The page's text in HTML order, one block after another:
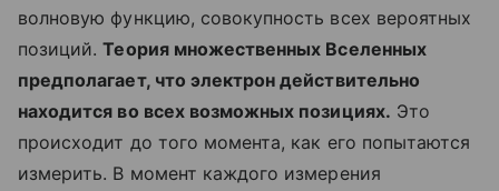
волновую функцию, совокупность всех вероятных
позиций.Теория множественных Вселенных
предполагает, что электрон действительно
находится во всех возможных позициях. Это
происходит до того момента, как его попытаются
измерить. В момент каждого измерения